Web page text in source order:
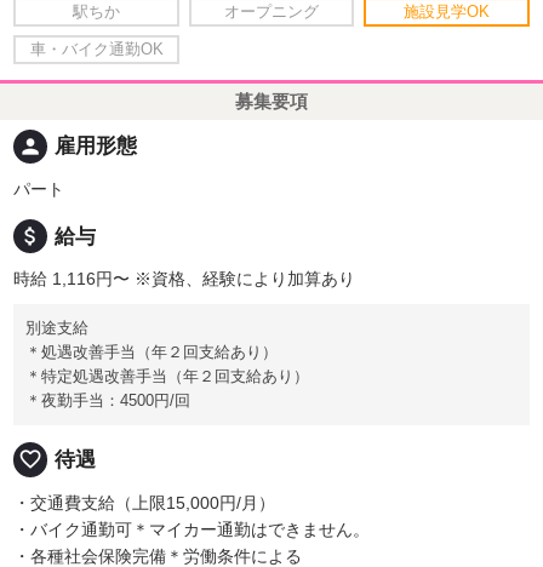
駅ちか オープニング 施設見学OK
車・バイク通勤OK
募集要項
person 雇用形態
パート
attach_money 給与
時給 1,116円〜 ※資格、経験により加算あり
別途支給
＊処遇改善手当（年２回支給あり）
＊特定処遇改善手当（年２回支給あり）
＊夜勤手当：4500円/回
favorite_border 待遇
・交通費支給（上限15,000円/月）
・バイク通勤可＊マイカー通勤はできません。
・各種社会保険完備＊労働条件による